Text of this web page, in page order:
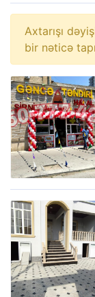
Axtarışı
bir nəticə